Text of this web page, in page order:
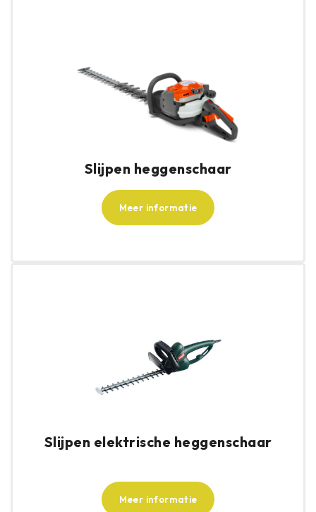
Slijpen heggenschaar
Meer informatie
Slijpen elektrische heggenschaar
Meer informatie